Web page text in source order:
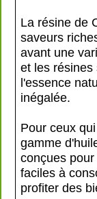
La résine de
saveurs
avant une
et les résines
l'essence
inégalée.
Pour ceux
gamme
conçues
faciles à
profiter des